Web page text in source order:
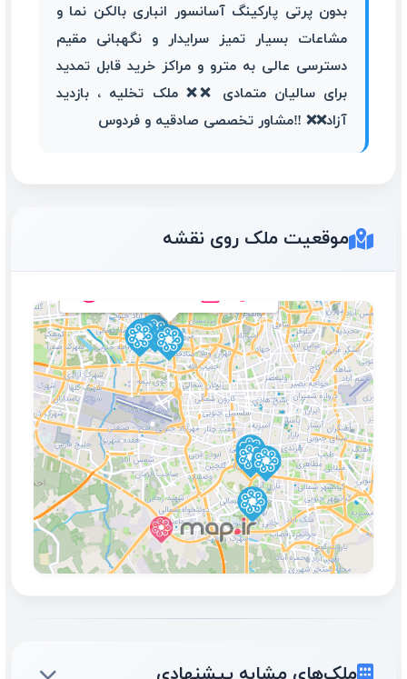
بدون پرتی پارکینگ آسانسور انباری بالکن نما و
مشاعات بسیار تمیز سرایدار و نگهبانی مقیم
دسترسی عالی به مترو و مراکز خرید قابل تمدید
برای سالیان متمادی ❌❌ ملک تخلیه ، بازدید
آزاد❌❌ ‼️مشاور تخصصی صادقیه و فردوس
موقعیت ملک روی نقشه85متری ، 2خ _ سراسر پرده